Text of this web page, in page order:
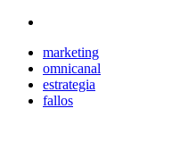
marketing
omnicanal
estrategia
fallos